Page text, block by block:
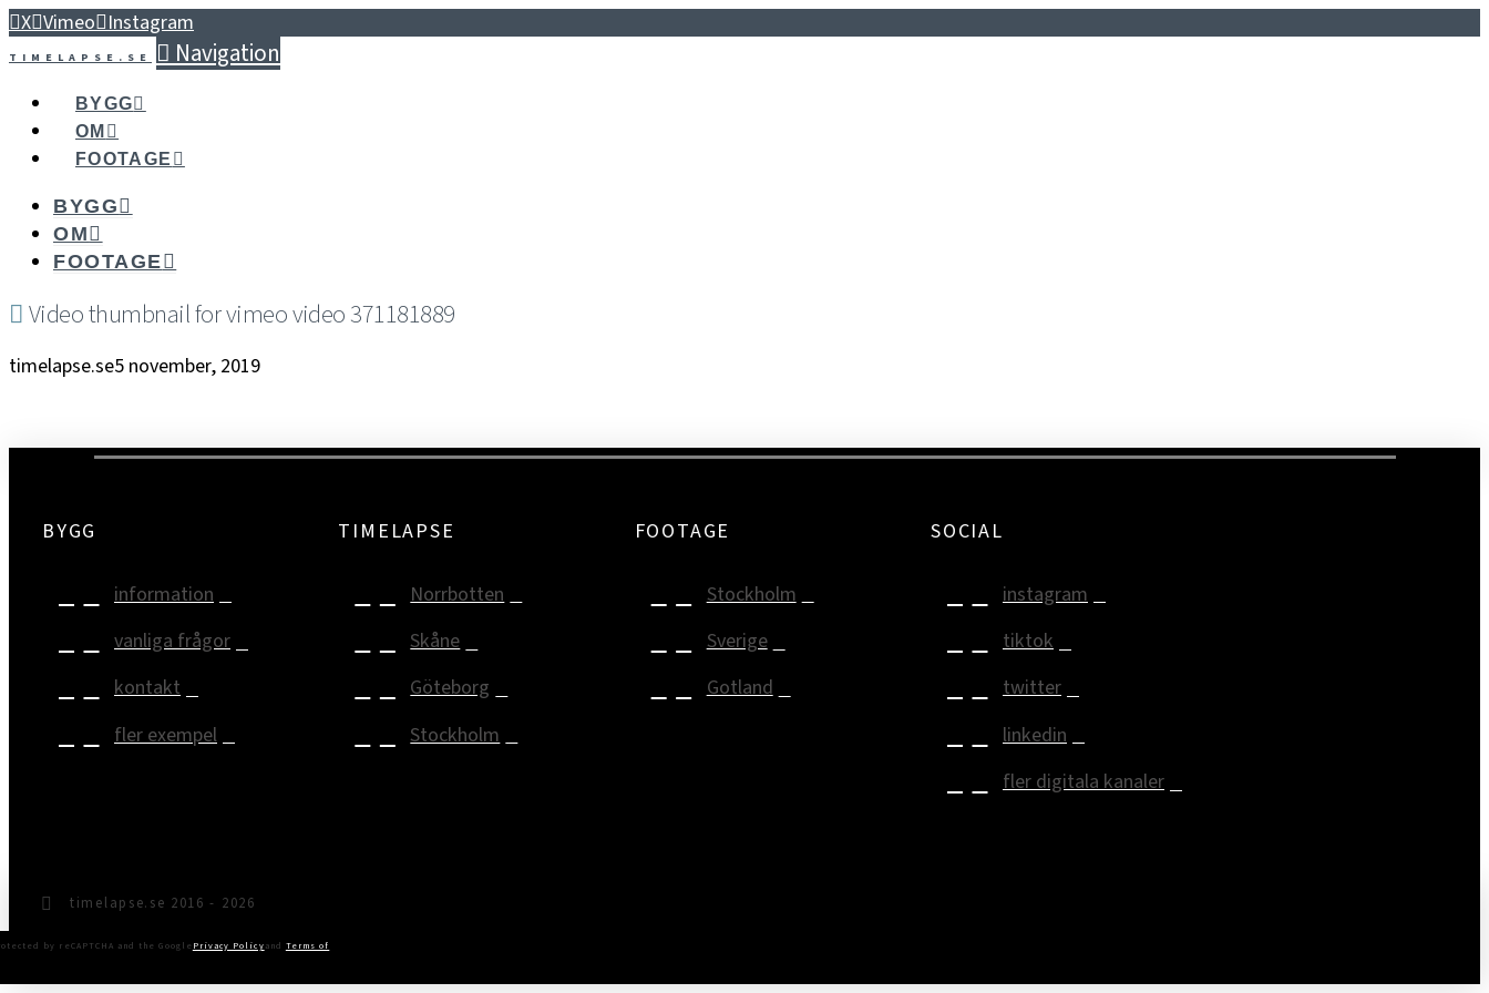
X Vimeo Instagram
TIMELAPSE.SE Navigation
BYGG
OM
FOOTAGE
BYGG
OM
FOOTAGE
Video thumbnail for vimeo video 371181889
timelapse.se5 november, 2019
BYGG
information
vanliga frågor
kontakt
fler exempel
TIMELAPSE
Norrbotten
Skåne
Göteborg
Stockholm
FOOTAGE
Stockholm
Sverige
Gotland
SOCIAL
instagram
tiktok
twitter
linkedin
fler digitala kanaler
timelapse.se 2016 - 2026
by reCAPTCHA and the Google Privacy Policyand Terms of